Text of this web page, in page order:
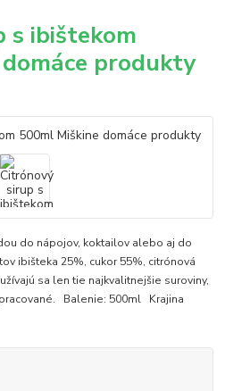
s ibištekom
produkty
do nápojov, koktailov alebo aj do
ibišteka 25%, cukor 55%, citrónová
sa len tie najkvalitnejšie suroviny,
Balenie: 500ml Krajina